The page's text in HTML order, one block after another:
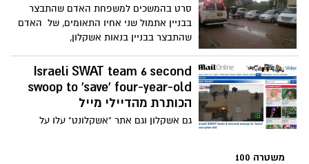
סרט בהמשכים למשפחת האדם שהתבצר
בבניין אתמול שני אחיו התאומים, של האדם
שהתבצר בבניין בנאות אשקלון,
Israeli SWAT team 6 second
swoop to 'save' four-year-old
הכותרת מהדיילי מייל
גם אשקלון וגם אתר "אשקלונט" עלו על
משטרה 100